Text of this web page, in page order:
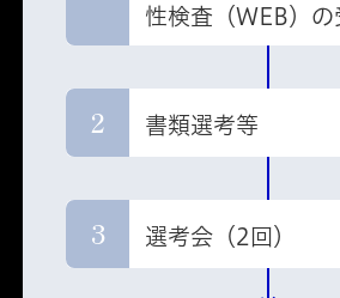
性検査（WEB）の
2 書類選考等
3 選考会（2回）